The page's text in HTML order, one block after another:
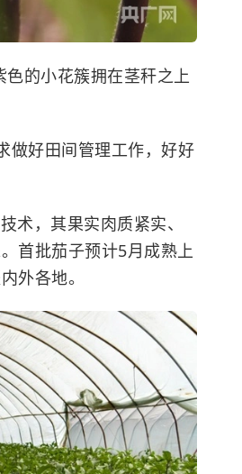
的小花簇拥在茎秆之上
做好田间管理工作，好好
术，其果实肉质紧实、
首批茄子预计5月成熟上
外各地。